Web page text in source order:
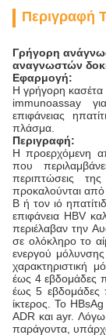
Περιγραφή
Γρήγορη
αναγνωστών
Εφαρμογή:
Η γρήγορη κασέτα
immunoassay
επιφάνειας
πλάσμα.
Περιγραφή:
Η προερχόμενη
που
περιπτώσεις
προκαλούνται από
Β ή τον ιό
επιφάνεια HBV
περιέλαβαν την
σε ολόκληρο το
ενεργού μόλυνσης
χαρακτηριστική
έως 4 εβδομάδες
έως 5
ίκτερος. Το
ADR και ayr. Λόγω
παράγοντα,